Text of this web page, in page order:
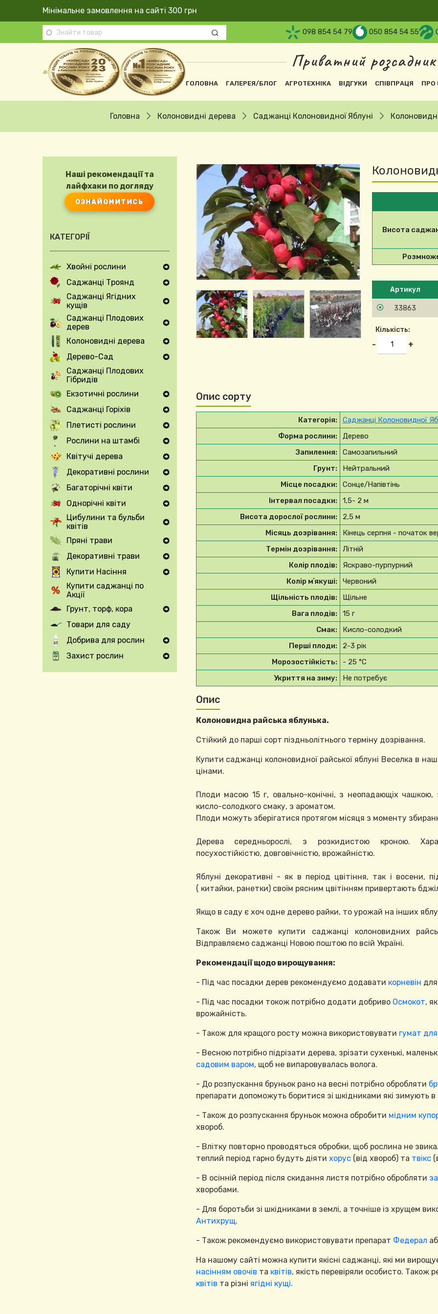
Перейти до основного вмісту
Мінімальне замовлення на сайті 300 грн
098 854 54 79 050 854 54 55
Приватний
Основна навіґація
ГОЛОВНА ГАЛЕРЕЯ/БЛОГ АГРОТЕХНІКА ВІДГУКИ СПІВПРАЦЯ ПРО
Рядок навіґації
Головна Колоновидні дерева Саджанці Колоновидної Яблуні
Наші рекомендації та
лайфхаки по догляду
ОЗНАЙОМИТИСЬ
КАТЕГОРІЇ
Хвойні рослини
Expand Secondary Navigation Menu
Саджанці Троянд
Expand Secondary Navigation Menu
Саджанці Ягідних
кущів
Expand Secondary Navigation Menu
Саджанці Плодових
дерев
Expand Secondary Navigation Menu
Колоновидні дерева
Expand Secondary Navigation Menu
Дерево-Сад
Expand Secondary Navigation Menu
Саджанці Плодових
Гібридів
Екзотичні рослини
Expand Secondary Navigation Menu
Саджанці Горіхів
Expand Secondary Navigation Menu
Плетисті рослини
Expand Secondary Navigation Menu
Рослини на штамбі
Expand Secondary Navigation Menu
Квітучі дерева
Expand Secondary Navigation Menu
Декоративні рослини
Expand Secondary Navigation Menu
Багаторічні квіти
Expand Secondary Navigation Menu
Однорічні квіти
Expand Secondary Navigation Menu
Цибулини та бульби
квітів
Expand Secondary Navigation Menu
Пряні трави
Expand Secondary Navigation Menu
Декоративні трави
Expand Secondary Navigation Menu
Купити Насіння
Expand Secondary Navigation Menu
Купити саджанці по
Акції
Грунт, торф, кора
Expand Secondary Navigation Menu
Товари для саду
Добрива для рослин
Expand Secondary Navigation Menu
Захист рослин
Expand Secondary Navigation Menu
Висота
Будь ласка,
Артикул
33863
Кількість:
- +
Опис сорту
Категорія:
Саджанці Колоновидної
Форма рослини:
Дерево
Запилення:
Самозапильний
Грунт:
Нейтральний
Місце посадки:
Сонце/Напівтінь
Інтервал посадки:
1,5- 2 м
Висота дорослої рослини:
2,5 м
Місяць дозрівання:
Кінець серпня - початок
Термін дозрівання:
Літній
Колір плодів:
Яскраво-пурпурний
Колір мʼякуші:
Червоний
Щільність плодів:
Щільне
Вага плодів:
15 г
Смак:
Кисло-солодкий
Перші плоди:
2-3 рік
Морозостійкість:
- 25 °C
Укриття на зиму:
Не потребує
Опис
Колоновидна райська яблунька.
Стійкий до парші сорт піздньолітнього терміну дозрівання.
Купити саджанці колоновидної райської яблуні Веселка в
цінами.
Плоди масою 15 г, овально-конічні, з неопадающіх
кисло-солодкого смаку, з ароматом.
Плоди можуть зберігатися протягом місяця з моменту
Дерева середньорослі, з розкидистою кроною.
посухостійкістю, довговічністю, врожайністю.
Яблуні декоративні - як в період цвітіння, так і восени,
( китайки, ранетки) своїм рясним цвітінням привертають
Якщо в саду є хоч одне дерево райки, то урожай на інших
Також Ви можете купити саджанці колоновидних
Відправляємо саджанці Новою поштою по всій Україні.
Рекомендації щодо вирощування:
- Під час посадки дерев рекомендуємо додавати корневін
- Під час посадки токож потрібно додати добриво Осмокот,
врожайність.
- Також для кращого росту можна використовувати гумат для
- Весною потрібно підрізати дерева, зрізати сухенькі,
садовим варом, щоб не випаровувалась волога.
- До розпускання бруньок рано на весні потрібно обробляти
препарати допоможуть боритися зі шкідниками які зимують в
- Також до розпускання бруньок можна обробити мідним
хвороб.
- Влітку повторно проводяться обробки, щоб рослина не
теплий період гарно будуть діяти хорус(від хвороб) та твікс
- В осінній період після скидання листя потрібно обробляти
хворобами.
- Для боротьби зі шкідниками в землі, а точніше із хрущем
Антихрущ.
- Також рекомендуємо використовувати препарат Федерал
На нашому сайті можна купити якісні саджанці, які ми
насінням овочів та квітів, якість перевіряли особисто. Також
квітів та різні ягідні кущі.